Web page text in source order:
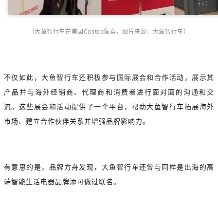
（大鱼智行车在美国Costco售卖， 图片来源：大鱼智行车）
不仅如此，大鱼智行车还积极参与国际展会和合作活动，展示其
产品并与海外经销商、代理商和消费者进行面对面的沟通和交
流。这些展会和活动提供了一个平台，帮助大鱼智行车拓展海外
市场、建立合作伙伴关系并增强品牌影响力。
有意思的是，品牌方舟发现，大鱼智行车还曾与同样是出海的高
端智能生活电器品牌添可做过联名。